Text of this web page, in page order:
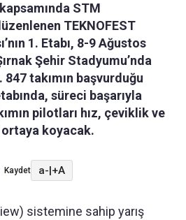
STM
TEKNOFEST
1. Etabı, 8-9 Ağustos
Şehir Stadyumu’nda
takımın başvurduğu
süreci başarıyla
pilotları hız, çeviklik ve
koyacak.
Kaydet a-|+A
sistemine sahip yarış